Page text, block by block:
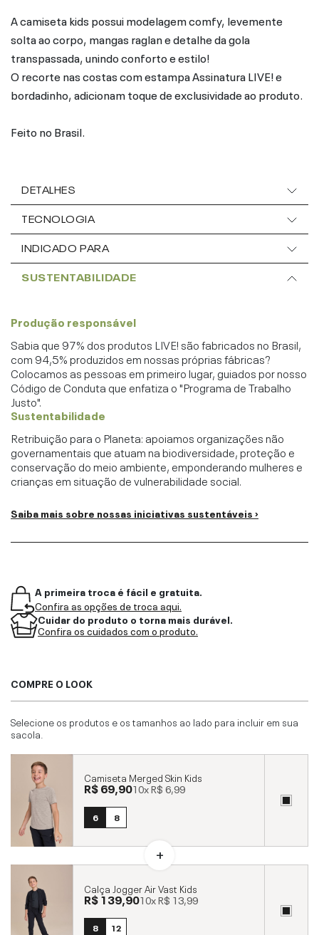
A camiseta kids possui modelagem comfy, levemente
solta ao corpo, mangas raglan e detalhe da gola
transpassada, unindo conforto e estilo!
O recorte nas costas com estampa Assinatura LIVE! e
bordadinho, adicionam toque de exclusividade ao produto.
Feito no Brasil.
DETALHES
TECNOLOGIA
INDICADO PARA
SUSTENTABILIDADE
Produção responsável
Sabia que 97% dos produtos LIVE! são fabricados no Brasil,
com 94,5% produzidos em nossas próprias fábricas?
Colocamos as pessoas em primeiro lugar, guiados por nosso
Código de Conduta que enfatiza o "Programa de Trabalho
Justo".
Sustentabilidade
Retribuição para o Planeta: apoiamos organizações não
governamentais que atuam na biodiversidade, proteção e
conservação do meio ambiente, emponderando mulheres e
crianças em situação de vulnerabilidade social.
Saiba mais sobre nossas iniciativas sustentáveis ›
A primeira troca é fácil e gratuita.
Confira as opções de troca aqui.
Cuidar do produto o torna mais durável.
Confira os cuidados com o produto.
COMPRE O LOOK
Selecione os produtos e os tamanhos ao lado para incluir em sua
sacola.
Camiseta Merged Skin Kids
R$ 69,9010xR$ 6,99
6 8
Calça Jogger Air Vast Kids
R$ 139,9010xR$ 13,99
8 12